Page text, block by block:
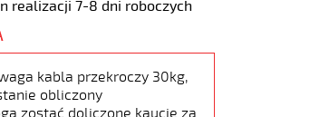
realizacji 7-8 dni roboczych
kabla przekroczy 30kg,
obliczony